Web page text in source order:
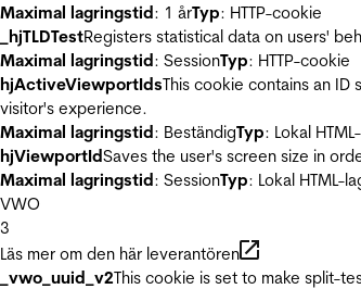
Maximal lagringstid: 1 årTyp: HTTP-cookie
_hjTLDTestRegisters statistical data on users'
Maximal lagringstid: SessionTyp: HTTP-cookie
hjActiveViewportIdsThis cookie contains an
visitor's experience.
Maximal lagringstid: BeständigTyp: Lokal
hjViewportIdSaves the user's screen size in
Maximal lagringstid: SessionTyp: Lokal HTML-
VWO
3
Läs mer om den här leverantören
_vwo_uuid_v2This cookie is set to make split-